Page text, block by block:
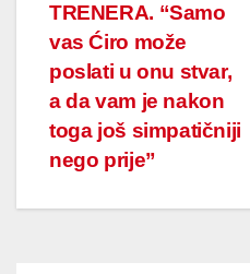
TRENERA. “Samo
vas Ćiro može
poslati u onu stvar,
a da vam je nakon
toga još simpatičniji
nego prije”